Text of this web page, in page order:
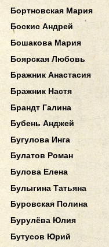
Бортновская Мария
Боскис Андрей
Бошакова Мария
Боярская Любовь
Бражник Анастасия
Бражник Настя
Брандт Галина
Бубень Анджей
Бугулова Инга
Булатов Роман
Булова Елена
Булыгина Татьяна
Буровская Полина
Бурулёва Юлия
Бутусов Юрий